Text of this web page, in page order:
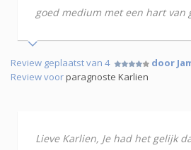
goed medium met een hart van
Review geplaatst van 4 door
Review voorparagnoste Karlien
Lieve Karlien, Je had het gelijk